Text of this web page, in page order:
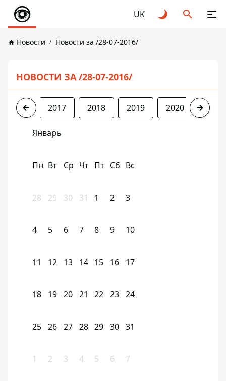
UK
Новости Новости за /28-07-2016/
НОВОСТИ ЗА /28-07-2016/
2016 2017 2018 2019 2020 2021
Январь
Пн Вт Ср Чт Пт Сб Вс
28 29 30 31 1 2 3
4 5 6 7 8 9 10
11 12 13 14 15 16 17
18 19 20 21 22 23 24
25 26 27 28 29 30 31
1 2 3 4 5 6 7